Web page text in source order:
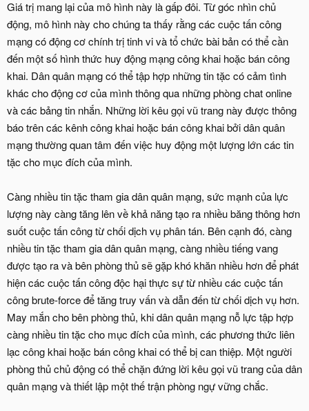
Giá trị mang lại của mô hình này là gấp đôi. Từ góc nhìn chủ
động, mô hình này cho chúng ta thấy rằng các cuộc tấn công
mạng có động cơ chính trị tinh vi và tổ chức bài bản có thể cần
đến một số hình thức huy động mạng công khai hoặc bán công
khai. Dân quân mạng có thể tập hợp những tin tặc có cảm tình
khác cho động cơ của mình thông qua những phòng chat online
và các bảng tin nhắn. Những lời kêu gọi vũ trang này được thông
báo trên các kênh công khai hoặc bán công khai bởi dân quân
mạng thường quan tâm đến việc huy động một lượng lớn các tin
tặc cho mục đích của mình.
Càng nhiều tin tặc tham gia dân quân mạng, sức mạnh của lực
lượng này càng tăng lên về khả năng tạo ra nhiều băng thông hơn
suốt cuộc tấn công từ chối dịch vụ phân tán. Bên cạnh đó, càng
nhiều tin tặc tham gia dân quân mạng, càng nhiều tiếng vang
được tạo ra và bên phòng thủ sẽ gặp khó khăn nhiều hơn để phát
hiện các cuộc tấn công độc hại thực sự từ nhiều các cuộc tấn
công brute-force để tăng truy vấn và dẫn đến từ chối dịch vụ hơn.
May mắn cho bên phòng thủ, khi dân quân mạng nỗ lực tập hợp
càng nhiều tin tặc cho mục đích của mình, các phương thức liên
lạc công khai hoặc bán công khai có thể bị can thiệp. Một người
phòng thủ chủ động có thể chặn đứng lời kêu gọi vũ trang của dân
quân mạng và thiết lập một thế trận phòng ngự vững chắc.